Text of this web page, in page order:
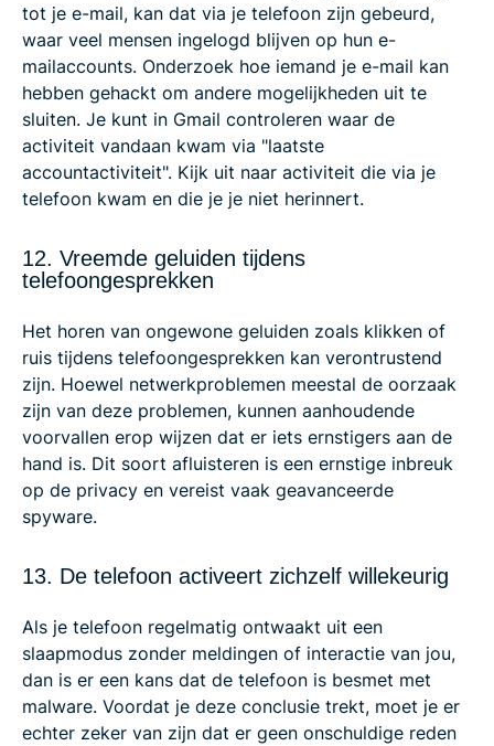
tot je e-mail, kan dat via je telefoon zijn gebeurd,
waar veel mensen ingelogd blijven op hun e-
mailaccounts. Onderzoek hoe iemand je e-mail kan
hebben gehackt om andere mogelijkheden uit te
sluiten. Je kunt in Gmail controleren waar de
activiteit vandaan kwam via "laatste
accountactiviteit". Kijk uit naar activiteit die via je
telefoon kwam en die je je niet herinnert.
12. Vreemde geluiden tijdens
telefoongesprekken
Het horen van ongewone geluiden zoals klikken of
ruis tijdens telefoongesprekken kan verontrustend
zijn. Hoewel netwerkproblemen meestal de oorzaak
zijn van deze problemen, kunnen aanhoudende
voorvallen erop wijzen dat er iets ernstigers aan de
hand is. Dit soort afluisteren is een ernstige inbreuk
op de privacy en vereist vaak geavanceerde
spyware.
13. De telefoon activeert zichzelf willekeurig
Als je telefoon regelmatig ontwaakt uit een
slaapmodus zonder meldingen of interactie van jou,
dan is er een kans dat de telefoon is besmet met
malware. Voordat je deze conclusie trekt, moet je er
echter zeker van zijn dat er geen onschuldige reden